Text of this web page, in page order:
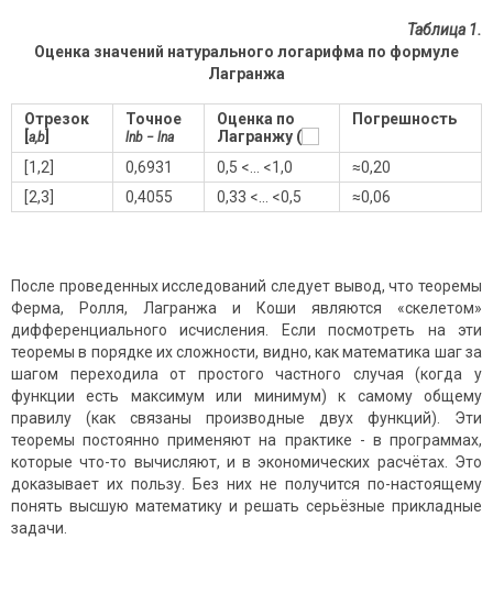
Таблица 1.
Оценка значений натурального логарифма по формуле
Лагранжа
Отрезок
a,b
Точное
lnb − lna
Оценка по
Лагранжу (
Погрешность
[1,2] 0,6931 0,5 <… <1,0
≈0,20
[2,3]
0,4055 0,33 <… <0,5 ≈0,06
После проведенных исследований следует вывод, что теоремы
Ферма, Ролля, Лагранжа и Коши являются «скелетом»
дифференциального исчисления. Если посмотреть на эти
теоремы в порядке их сложности, видно, как математика шаг за
шагом переходила от простого частного случая (когда у
функции есть максимум или минимум) к самому общему
правилу (как связаны производные двух функций). Эти
теоремы постоянно применяют на практике - в программах,
которые что-то вычисляют, и в экономических расчётах. Это
доказывает их пользу. Без них не получится по-настоящему
понять высшую математику и решать серьёзные прикладные
задачи.